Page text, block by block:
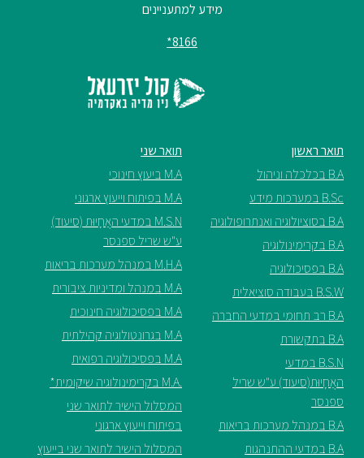
מידע למתעניינים
8166*
תואר ראשון
B.A בכלכלה וניהול
B.Sc במערכות מידע
B.A בסוציולוגיה ואנתרופולוגיה
B.A בקרימינולוגיה
B.A בפסיכולוגיה
B.S.W בעבודה סוציאלית
B.A רב תחומי במדעי החברה
B.A בתקשורת
B.S.N במדעי
האֲחָיוּת(סיעוד) ע"ש שריל
ספנסר
B.A במנהל מערכות בריאות
B.A במדעי ההתנהגות
תואר שני
M.A ביעוץ חינוכי
M.A בפיתוח וייעוץ ארגוני
M.S.N במדעי האֲחָיוּת (סיעוד)
ע"ש שריל ספנסר
M.H.A במנהל מערכות בריאות
M.A במנהל ומדיניות ציבורית
M.A בפסיכולוגיה חינוכית
M.A בגרונטולוגיה קהילתית
M.A בפסיכולוגיה רפואית
.M.A בקרימינולוגיה שיקומית*
המסלול הישיר לתואר שני
בפיתוח וייעוץ ארגוני
המסלול הישיר לתואר שני בייעוץ